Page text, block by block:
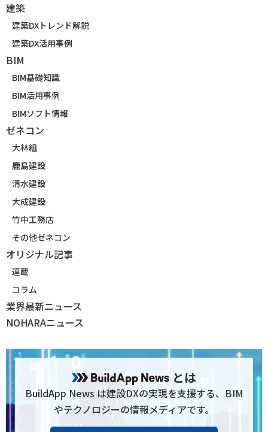
建築
建築DXトレンド解説
建築DX活用事例
BIM
BIM基礎知識
BIM活用事例
BIMソフト情報
ゼネコン
大林組
鹿島建設
清水建設
大成建設
竹中工務店
その他ゼネコン
オリジナル記事
連載
コラム
業界最新ニュース
NOHARAニュース
とは
BuildApp News は建設DXの実現を支援する、BIM
やテクノロジーの情報メディアです。